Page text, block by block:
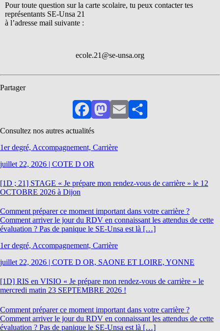
Pour toute question sur la carte scolaire, tu peux contacter tes
représentants SE-Unsa 21
à l’adresse mail suivante :
ecole.21@se-unsa.org
Partager
FacebookMastodon
EmailPartager
Consultez nos autres actualités
1er degré, Accompagnement, Carrière
juillet 22, 2026 | COTE D OR
[1D ; 21] STAGE « Je prépare mon rendez-vous de carrière » le 12
OCTOBRE 2026 à Dijon
Comment préparer ce moment important dans votre carrière ?
Comment arriver le jour du RDV en connaissant les attendus de cette
évaluation ? Pas de panique le SE-Unsa est là […]
1er degré, Accompagnement, Carrière
juillet 22, 2026 | COTE D OR, SAONE ET LOIRE, YONNE
[1D] RIS en VISIO « Je prépare mon rendez-vous de carrière » le
mercredi matin 23 SEPTEMBRE 2026 !
Comment préparer ce moment important dans votre carrière ?
Comment arriver le jour du RDV en connaissant les attendus de cette
évaluation ? Pas de panique le SE-Unsa est là […]